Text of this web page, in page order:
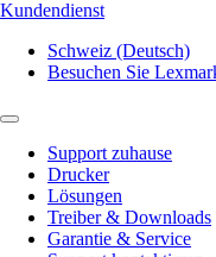
Kundendienst
Schweiz (Deutsch)
Besuchen Sie
Support zuhause
Drucker
Lösungen
Treiber & Downloads
Garantie & Service